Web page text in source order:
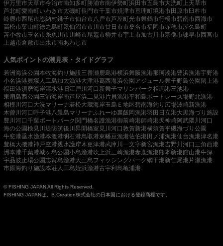
伊万里市天草市今治市南知多町勝浦市南伊勢町浜田市五島市大洗町 上天草市
芦北町愛南町いわき市大磯町長門市千葉市焼津市亘理町境港市田原市臼杵市
鈴鹿市西尾市恩納村銚子市仙台市八戸市芦屋町光市舞鶴市行橋市碧南市西海市
高松市葉山町徳之島町気仙沼市市川市廿日市市桑名市福岡市赤穂市屋久島町
苫小牧市玉名市糸魚川市川崎市尾鷲市柳井市宇土市加古川市宗像市諫早市西宮市
上越市倉敷市出水市南あわじ市
人気ポイントの潮見表・タイドグラフ
若洲海浜公園本牧海釣り施設三番瀬鹿島港横浜舞阪漁港那珂湊港豊浜漁港宇野港
小名浜港 貝塚人工島加太漁港大津港葛西海浜公園 アジュール舞子野島公園 閖上港
福田港須磨海岸清水港 旧江戸川河口 新舞子マリンパーク相馬港三池港
東扇島西公園 三浦海岸南芦屋浜二見港 片貝漁港平和島ボートレース場野北漁港
相模川河口 大洗マリーナ若松大蔵海岸玉島Ｅ地区碧南海釣り広場波崎新漁港
木曽川河口呼子港八景島マリーナふれーゆ裏飯岡漁港羽田 日立港大黒海づり施設
豊川河口千葉ポートパーク 関門橋名護漁港御前崎港師崎港天神崎 阿武隈川河口
海の公園検見川堤防筑後川昇開橋室見川河口敦賀新港横須賀平磯海づり公園
牛窓港垂水漁港本渡港明石港鳥取港東幡豆漁港佐伯港 田ノ浦漁港仙台漁港津名港
豊橋大磯港神戸空港親水護岸木更津港武庫川一文字新宮漁港吉野川河口 三角西港
洲本港千葉港城ヶ島公園小島漁港吹上浜三崎漁港妻鹿漁港熊本新港館山港牛深
宇品波止場公園志賀島漁港大三島フィッシングパーク網干港新仁尾港 片瀬漁港
市原海釣り施設本荘人工島姪浜漁港古宇利島亀浦港
© FISHING JAPAN All Rights Reserved.
FISHING JAPANは、B.Creation株式会社の日本国における登録商標です。